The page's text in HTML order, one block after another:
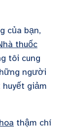
của bạn,
thuốc
tôi cung
người
giảm
thậm chí